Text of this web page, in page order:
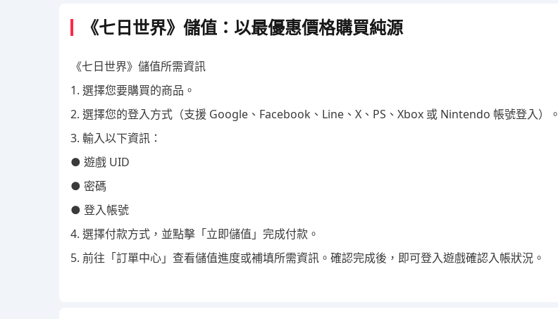
《七日世界》儲值：以最優惠價格購買純源
《七日世界》儲值所需資訊
1. 選擇您要購買的商品。
2. 選擇您的登入方式（支援 Google、Facebook、Line、X、PS、Xbox 或 Nintendo 帳號登入）。
3. 輸入以下資訊：
● 遊戲 UID
● 密碼
● 登入帳號
4. 選擇付款方式，並點擊「立即儲值」完成付款。
5. 前往「訂單中心」查看儲值進度或補填所需資訊。確認完成後，即可登入遊戲確認入帳狀況。